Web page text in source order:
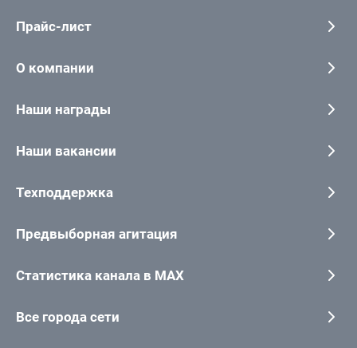
Прайс-лист
О компании
Наши награды
Наши вакансии
Техподдержка
Предвыборная агитация
Статистика канала в MAX
Все города сети